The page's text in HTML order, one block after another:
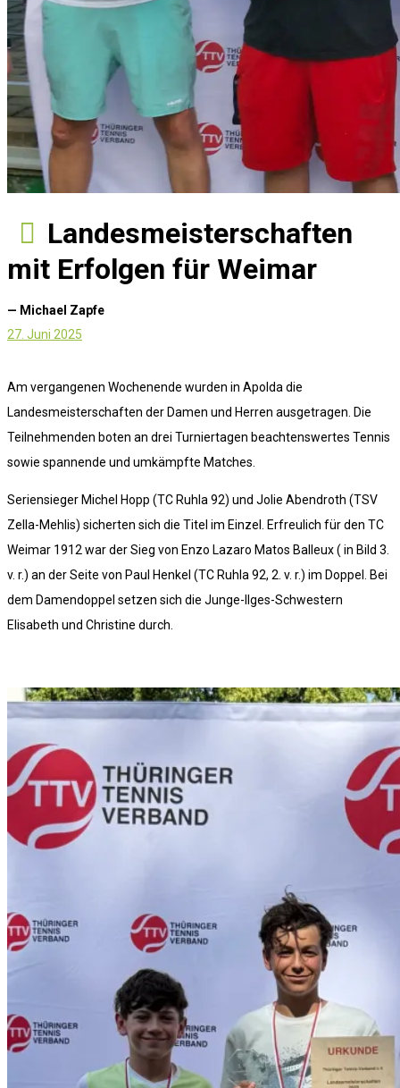
Landesmeisterschaften
mit Erfolgen für Weimar
— Michael Zapfe
27. Juni 2025
Am vergangenen Wochenende wurden in Apolda die
Landesmeisterschaften der Damen und Herren ausgetragen. Die
Teilnehmenden boten an drei Turniertagen beachtenswertes Tennis
sowie spannende und umkämpfte Matches.
Seriensieger Michel Hopp (TC Ruhla 92) und Jolie Abendroth (TSV
Zella-Mehlis) sicherten sich die Titel im Einzel. Erfreulich für den TC
Weimar 1912 war der Sieg von Enzo Lazaro Matos Balleux ( in Bild 3.
v. r.) an der Seite von Paul Henkel (TC Ruhla 92, 2. v. r.) im Doppel. Bei
dem Damendoppel setzen sich die Junge-Ilges-Schwestern
Elisabeth und Christine durch.